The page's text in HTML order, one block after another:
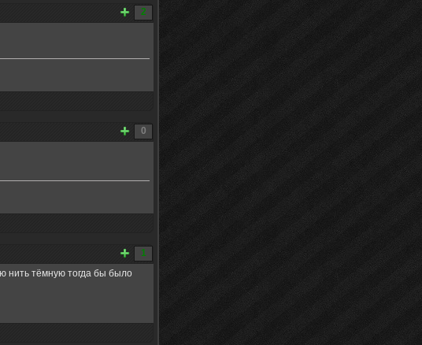
2
0
1
нить тёмную тогда бы было